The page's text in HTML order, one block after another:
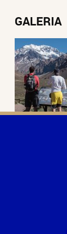
GALERIA